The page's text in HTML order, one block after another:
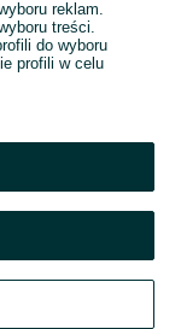
reklam.
treści.
do wyboru
profili w celu